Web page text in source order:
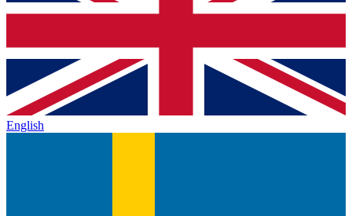
English